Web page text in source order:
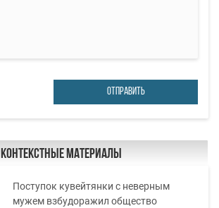
ОТПРАВИТЬ
Контекстные материалы
Поступок кувейтянки с неверным
мужем взбудоражил общество